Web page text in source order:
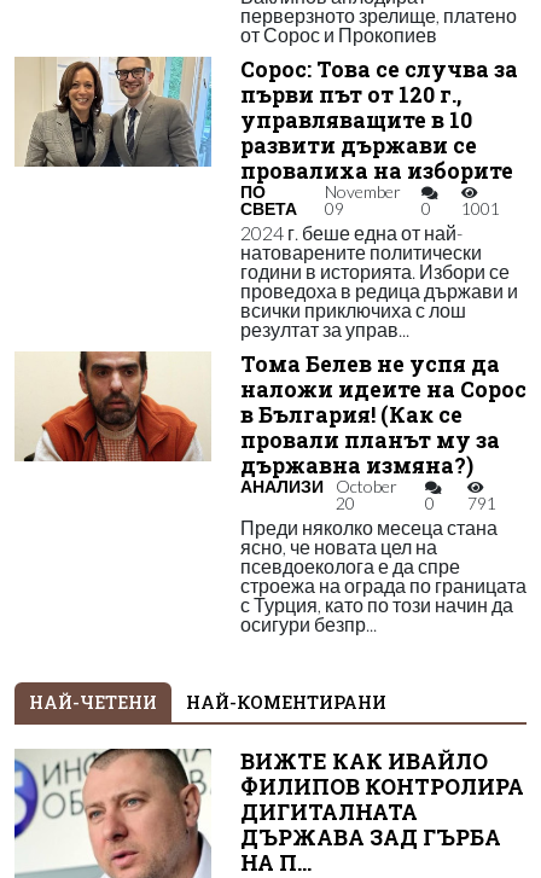
перверзното зрелище, платено
от Сорос и Прокопиев
Сорос: Това се случва за
първи път от 120 г.,
управляващите в 10
развити държави се
провалиха на изборите
ПО
СВЕТА
November
09
0 1001
2024 г. беше една от най-
натоварените политически
години в историята. Избори се
проведоха в редица държави и
всички приключиха с лош
резултат за управ...
Тома Белев не успя да
наложи идеите на Сорос
в България! (Как се
провали планът му за
държавна измяна?)
АНАЛИЗИ
October
20
0 791
Преди няколко месеца стана
ясно, че новата цел на
псевдоеколога е да спре
строежа на ограда по границата
с Турция, като по този начин да
осигури безпр...
НАЙ-ЧЕТЕНИ НАЙ-КОМЕНТИРАНИ
ВИЖТЕ КАК ИВАЙЛО
ФИЛИПОВ КОНТРОЛИРА
ДИГИТАЛНАТА
ДЪРЖАВА ЗАД ГЪРБА
НА П...